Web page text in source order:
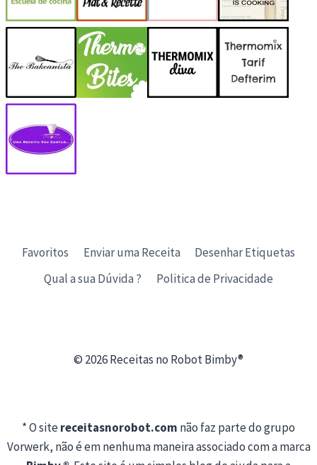
Favoritos Enviar uma Receita
Desenhar Etiquetas
Qual a sua Dúvida ?
Politica de Privacidade
© 2026 Receitas no Robot Bimby®
* O sitereceitasnorobot.com não faz parte do grupo
Vorwerk, não é em nenhuma maneira associado com a marca